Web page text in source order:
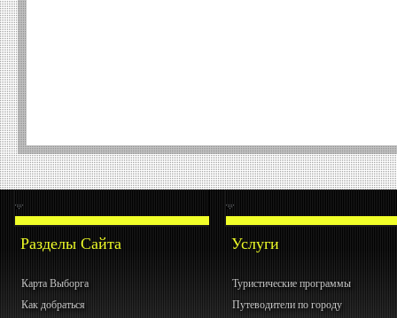
Разделы Сайта
Карта Выборга
Как добраться
Услуги
Туристические программы
Путеводители по городу
Открытая
кухня Анны